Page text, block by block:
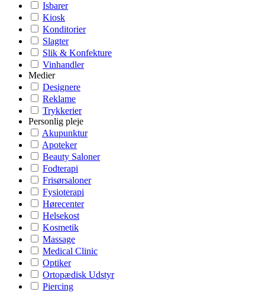
Isbarer
Kiosk
Konditorier
Slagter
Slik & Konfekture
Vinhandler
Medier
Designere
Reklame
Trykkerier
Personlig pleje
Akupunktur
Apoteker
Beauty Saloner
Fodterapi
Frisørsaloner
Fysioterapi
Hørecenter
Helsekost
Kosmetik
Massage
Medical Clinic
Optiker
Ortopædisk Udstyr
Piercing